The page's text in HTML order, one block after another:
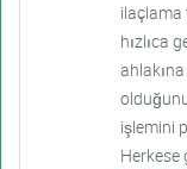
hızlıca
işlemini
Herkese